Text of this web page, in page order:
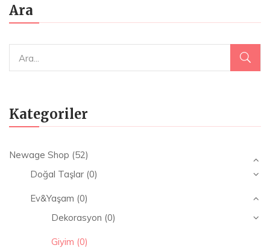
Ara
Kategoriler
Newage Shop (52)
Doğal Taşlar (0)
Ev&Yaşam (0)
Dekorasyon (0)
Giyim (0)